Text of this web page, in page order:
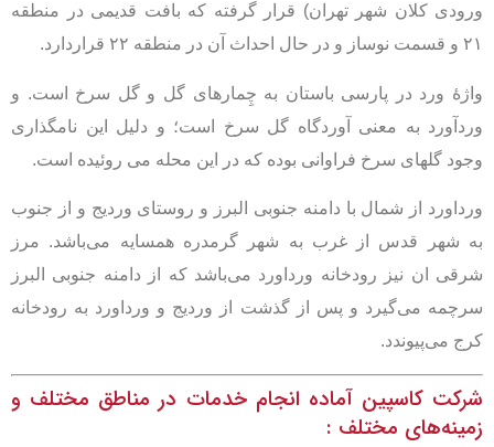
ورودی کلان شهر تهران) قرار گرفته که بافت قدیمی در منطقه
۲۱ و قسمت نوساز و در حال احداث آن در منطقه ۲۲ قراردارد.
واژهٔ ورد در پارسی باستان به چِمارهای گل و گل سرخ است. و
وردآورد به معنی آوردگاه گل سرخ است؛ و دلیل این نامگذاری
وجود گلهای سرخ فراوانی بوده که در این محله می روئیده است.
ورداورد از شمال با دامنه جنوبی البرز و روستای وردیج و از جنوب
به شهر قدس از غرب به شهر گرمدره همسایه می‌باشد. مرز
شرقی ان نیز رودخانه ورداورد می‌باشد که از دامنه جنوبی البرز
سرچمه می‌گیرد و پس از گذشت از وردیج و ورداورد به رودخانه
کرج می‌پیوندد.
شرکت کاسپین آماده انجام خدمات در مناطق مختلف و
زمینه‌های مختلف :